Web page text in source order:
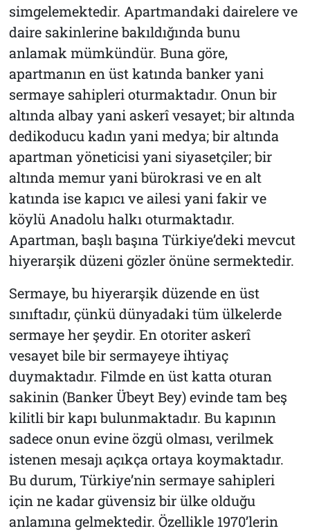
simgelemektedir. Apartmandaki dairelere ve
daire sakinlerine bakıldığında bunu
anlamak mümkündür. Buna göre,
apartmanın en üst katında banker yani
sermaye sahipleri oturmaktadır. Onun bir
altında albay yani askerî vesayet; bir altında
dedikoducu kadın yani medya; bir altında
apartman yöneticisi yani siyasetçiler; bir
altında memur yani bürokrasi ve en alt
katında ise kapıcı ve ailesi yani fakir ve
köylü Anadolu halkı oturmaktadır.
Apartman, başlı başına Türkiye’deki mevcut
hiyerarşik düzeni gözler önüne sermektedir.
Sermaye, bu hiyerarşik düzende en üst
sınıftadır, çünkü dünyadaki tüm ülkelerde
sermaye her şeydir. En otoriter askerî
vesayet bile bir sermayeye ihtiyaç
duymaktadır. Filmde en üst katta oturan
sakinin (Banker Übeyt Bey) evinde tam beş
kilitli bir kapı bulunmaktadır. Bu kapının
sadece onun evine özgü olması, verilmek
istenen mesajı açıkça ortaya koymaktadır.
Bu durum, Türkiye’nin sermaye sahipleri
için ne kadar güvensiz bir ülke olduğu
anlamına gelmektedir. Özellikle 1970’lerin